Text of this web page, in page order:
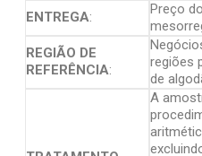
ENTREGA:
Preço
REGIÃO DE
REFERÊNCIA:
regiões
de
A